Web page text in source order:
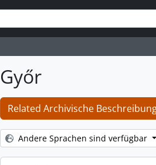
Győr
Related Archivische
Andere Sprachen sind verfügbar